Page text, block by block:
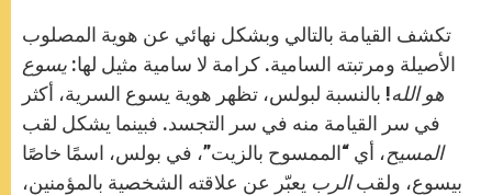
تكشف القيامة بالتالي وبشكل نهائي عن هوية المصلوب
الأصيلة ومرتبته السامية. كرامة لا سامية مثيل لها: يسوع
هو الله! بالنسبة لبولس، تظهر هوية يسوع السرية، أكثر
في سر القيامة منه في سر التجسد. فبينما يشكل لقب
المسيح، أي “الممسوح بالزيت”، في بولس، اسمًا خاصًا
بيسوع، ولقبالرب يعبّر عن علاقته الشخصية بالمؤمنين،